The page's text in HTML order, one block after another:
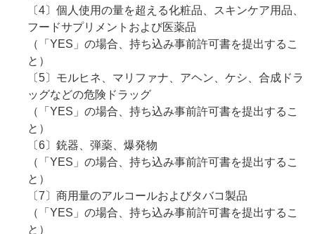
〔4〕個人使用の量を超える化粧品、スキンケア用品、
フードサプリメントおよび医薬品
（「YES」の場合、持ち込み事前許可書を提出するこ
と）
〔5〕モルヒネ、マリファナ、アヘン、ケシ、合成ドラ
ッグなどの危険ドラッグ
（「YES」の場合、持ち込み事前許可書を提出するこ
と）
〔6〕銃器、弾薬、爆発物
（「YES」の場合、持ち込み事前許可書を提出するこ
と）
〔7〕商用量のアルコールおよびタバコ製品
（「YES」の場合、持ち込み事前許可書を提出するこ
と）